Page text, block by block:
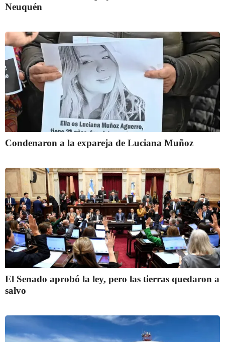
Neuquén
Condenaron a la expareja de Luciana Muñoz
El Senado aprobó la ley, pero las tierras quedaron a
salvo